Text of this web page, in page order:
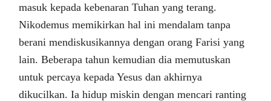
masuk kepada kebenaran Tuhan yang terang.
Nikodemus memikirkan hal ini mendalam tanpa
berani mendiskusikannya dengan orang Farisi yang
lain. Beberapa tahun kemudian dia memutuskan
untuk percaya kepada Yesus dan akhirnya
dikucilkan. Ia hidup miskin dengan mencari ranting